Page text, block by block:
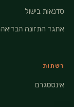
סדנאות בישול
אתגר התזונה הבריאה
רשתות
אינסטגרם